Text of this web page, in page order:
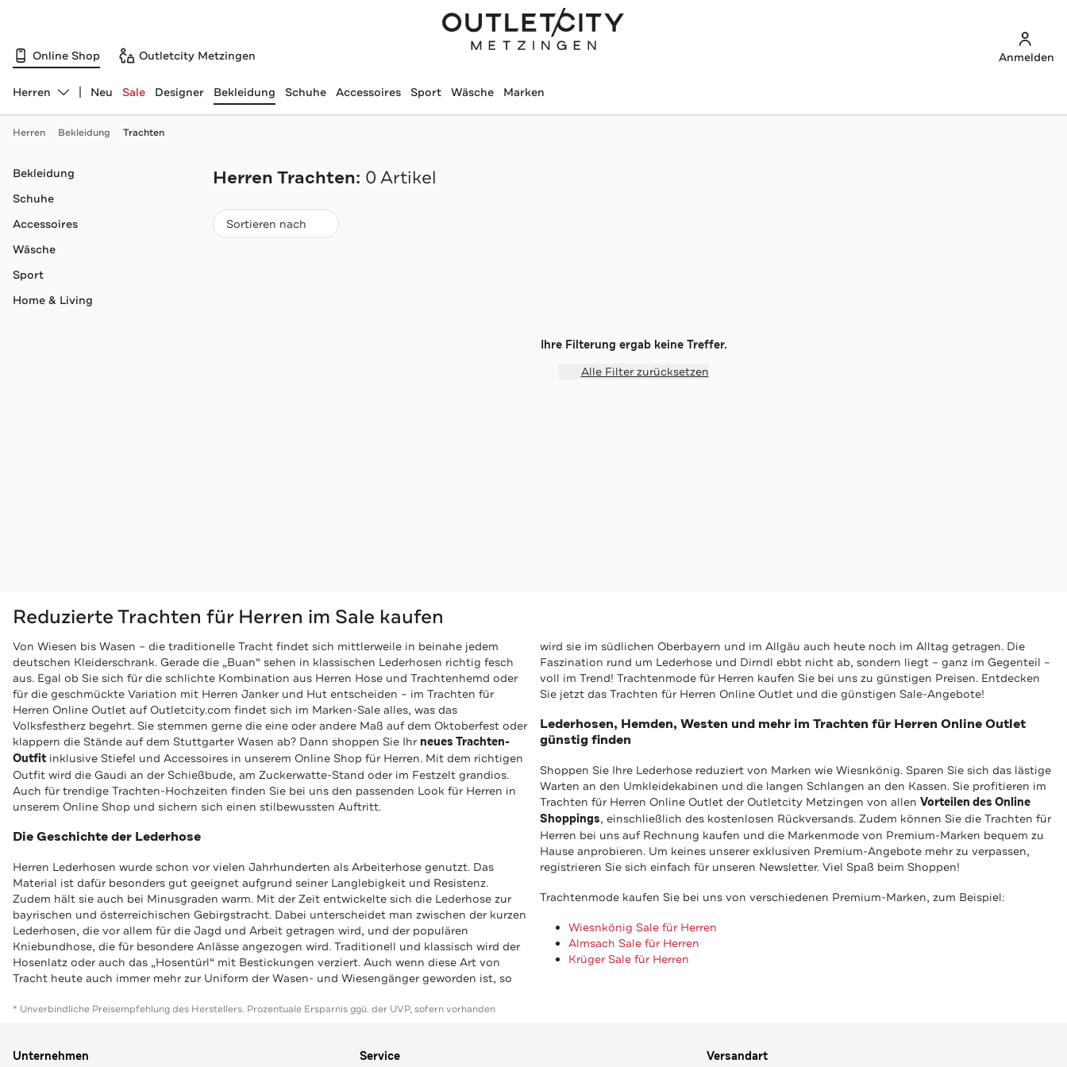
Online Shop Outletcity Metzingen Anmelden
Abteilung ändern, ausgewählt:
Herren Neu Sale Designer Bekleidung Schuhe Accessoires Sport Wäsche Marken
Herren Bekleidung Trachten
Herren Trachten: 0 Artikel
Navigation überspringen
Bekleidung
Schuhe
Accessoires
Wäsche
Sport
Home & Living
Sortieren nach
Beliebteste
Ihre Filterung ergab keine Treffer.
Alle Filter zurücksetzen
Reduzierte Trachten für Herren im Sale kaufen
Von Wiesen bis Wasen – die traditionelle Tracht findet sich mittlerweile in beinahe jedem
deutschen Kleiderschrank. Gerade die „Buan“ sehen in klassischen Lederhosen richtig fesch
aus. Egal ob Sie sich für die schlichte Kombination aus Herren Hose und Trachtenhemd oder
für die geschmückte Variation mit Herren Janker und Hut entscheiden – im Trachten für
Herren Online Outlet auf Outletcity.com findet sich im Marken-Sale alles, was das
Volksfestherz begehrt. Sie stemmen gerne die eine oder andere Maß auf dem Oktoberfest oder
klappern die Stände auf dem Stuttgarter Wasen ab? Dann shoppen Sie Ihr neues Trachten-
Outfitinklusive Stiefel und Accessoires in unserem Online Shop für Herren. Mit dem richtigen
Outfit wird die Gaudi an der Schießbude, am Zuckerwatte-Stand oder im Festzelt grandios.
Auch für trendige Trachten-Hochzeiten finden Sie bei uns den passenden Look für Herren in
unserem Online Shop und sichern sich einen stilbewussten Auftritt.
Die Geschichte der Lederhose
Herren Lederhosen wurde schon vor vielen Jahrhunderten als Arbeiterhose genutzt. Das
Material ist dafür besonders gut geeignet aufgrund seiner Langlebigkeit und Resistenz.
Zudem hält sie auch bei Minusgraden warm. Mit der Zeit entwickelte sich die Lederhose zur
bayrischen und österreichischen Gebirgstracht. Dabei unterscheidet man zwischen der kurzen
Lederhosen, die vor allem für die Jagd und Arbeit getragen wird, und der populären
Kniebundhose, die für besondere Anlässe angezogen wird. Traditionell und klassisch wird der
Hosenlatz oder auch das „Hosentürl“ mit Bestickungen verziert. Auch wenn diese Art von
Tracht heute auch immer mehr zur Uniform der Wasen- und Wiesengänger geworden ist, so
wird sie im südlichen Oberbayern und im Allgäu auch heute noch im Alltag getragen. Die
Faszination rund um Lederhose und Dirndl ebbt nicht ab, sondern liegt – ganz im Gegenteil –
voll im Trend! Trachtenmode für Herren kaufen Sie bei uns zu günstigen Preisen. Entdecken
Sie jetzt das Trachten für Herren Online Outlet und die günstigen Sale-Angebote!
Lederhosen, Hemden, Westen und mehr im Trachten für Herren Online Outlet
günstig finden
Shoppen Sie Ihre Lederhose reduziert von Marken wie Wiesnkönig. Sparen Sie sich das lästige
Warten an den Umkleidekabinen und die langen Schlangen an den Kassen. Sie profitieren im
Trachten für Herren Online Outlet der Outletcity Metzingen von allen Vorteilen des Online
Shoppings, einschließlich des kostenlosen Rückversands. Zudem können Sie die Trachten für
Herren bei uns auf Rechnung kaufen und die Markenmode von Premium-Marken bequem zu
Hause anprobieren. Um keines unserer exklusiven Premium-Angebote mehr zu verpassen,
registrieren Sie sich einfach für unseren Newsletter. Viel Spaß beim Shoppen!
Trachtenmode kaufen Sie bei uns von verschiedenen Premium-Marken, zum Beispiel:
Wiesnkönig Sale für Herren
Almsach Sale für Herren
Krüger Sale für Herren
* Unverbindliche Preisempfehlung des Herstellers. Prozentuale Ersparnis ggü. der UVP, sofern vorhanden
Unternehmen Service Versandart